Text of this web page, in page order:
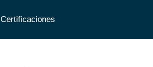
Certificaciones